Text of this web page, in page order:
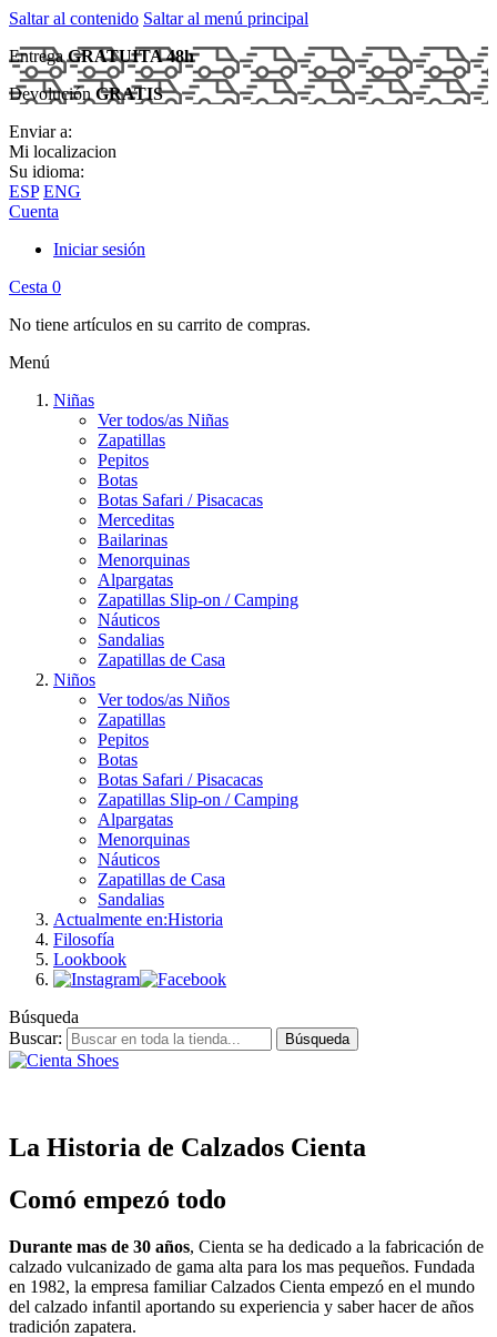
Saltar al contenido Saltar al menú principal
EntregaGRATUITA 48h
DevoluciónGRATIS
Enviar a:
Mi localizacion
Su idioma:
ESP ENG
Cuenta
Iniciar sesión
Cesta 0
No tiene artículos en su carrito de compras.
Menú
Niñas
Ver todos/as Niñas
Zapatillas
Pepitos
Botas
Botas Safari / Pisacacas
Merceditas
Bailarinas
Menorquinas
Alpargatas
Zapatillas Slip-on / Camping
Náuticos
Sandalias
Zapatillas de Casa
Niños
Ver todos/as Niños
Zapatillas
Pepitos
Botas
Botas Safari / Pisacacas
Zapatillas Slip-on / Camping
Alpargatas
Menorquinas
Náuticos
Zapatillas de Casa
Sandalias
Actualmente en:Historia
Filosofía
Lookbook
Búsqueda
Buscar:
Búsqueda
La Historia de Calzados Cienta
Comó empezó todo
Durante mas de 30 años, Cienta se ha dedicado a la fabricación de
calzado vulcanizado de gama alta para los mas pequeños. Fundada
en 1982, la empresa familiar Calzados Cienta empezó en el mundo
del calzado infantil aportando su experiencia y saber hacer de años
tradición zapatera.